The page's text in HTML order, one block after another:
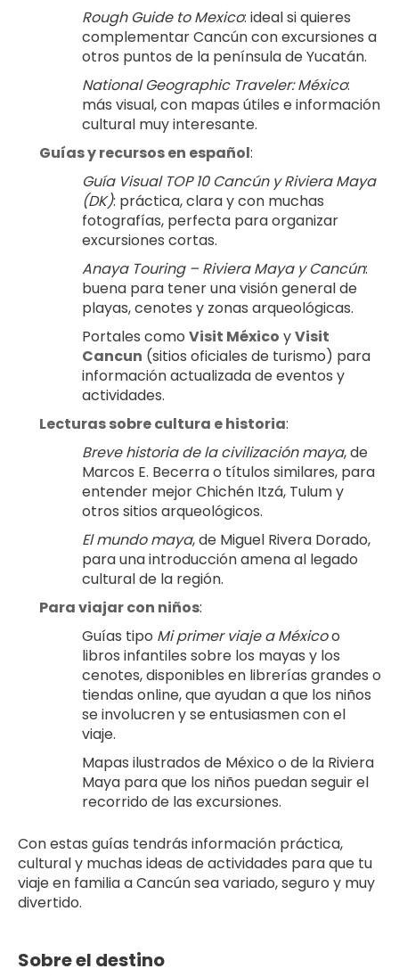
Rough Guide to Mexico: ideal si quieres
complementar Cancún con excursiones a
otros puntos de la península de Yucatán.
National Geographic Traveler: México:
más visual, con mapas útiles e información
cultural muy interesante.
Guías y recursos en español:
Guía Visual TOP 10 Cancún y Riviera Maya
(DK): práctica, clara y con muchas
fotografías, perfecta para organizar
excursiones cortas.
Anaya Touring – Riviera Maya y Cancún:
buena para tener una visión general de
playas, cenotes y zonas arqueológicas.
Portales como Visit México y Visit
Cancun (sitios oficiales de turismo) para
información actualizada de eventos y
actividades.
Lecturas sobre cultura e historia:
Breve historia de la civilización maya, de
Marcos E. Becerra o títulos similares, para
entender mejor Chichén Itzá, Tulum y
otros sitios arqueológicos.
El mundo maya, de Miguel Rivera Dorado,
para una introducción amena al legado
cultural de la región.
Para viajar con niños:
Guías tipo Mi primer viaje a México o
libros infantiles sobre los mayas y los
cenotes, disponibles en librerías grandes o
tiendas online, que ayudan a que los niños
se involucren y se entusiasmen con el
viaje.
Mapas ilustrados de México o de la Riviera
Maya para que los niños puedan seguir el
recorrido de las excursiones.
Con estas guías tendrás información práctica,
cultural y muchas ideas de actividades para que tu
viaje en familia a Cancún sea variado, seguro y muy
divertido.
Sobre el destino